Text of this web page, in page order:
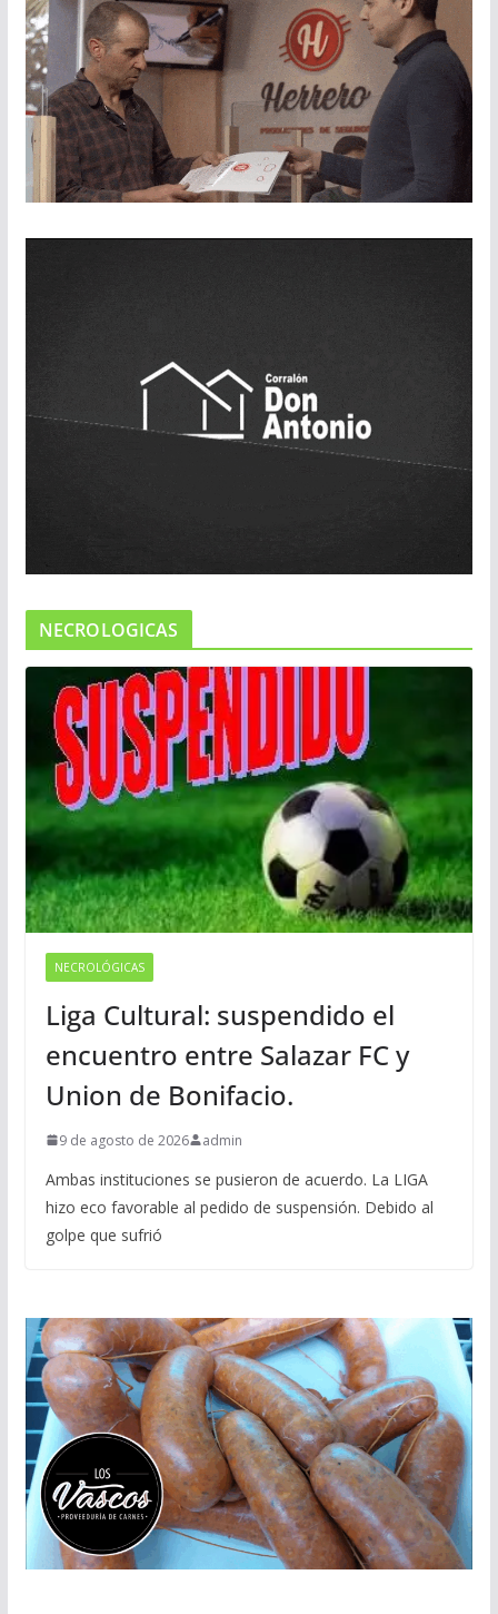
NECROLOGICAS
NECROLÓGICAS
Liga Cultural: suspendido el
encuentro entre Salazar FC y
Union de Bonifacio.
9 de agosto de 2026 admin
Ambas instituciones se pusieron de acuerdo. La LIGA
hizo eco favorable al pedido de suspensión. Debido al
golpe que sufrió